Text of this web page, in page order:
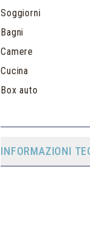
Soggiorni
Bagni
Camere
Cucina
Box auto
INFORMAZIONI